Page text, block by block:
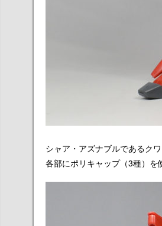
シャア・アズナブルであるク
各部にポリキャップ（3種）を